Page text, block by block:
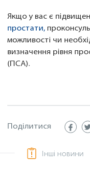
Якщо у вас є
простати,
можливості чи
визначення рівня
(ПСА).
Поділитися
Інші новини